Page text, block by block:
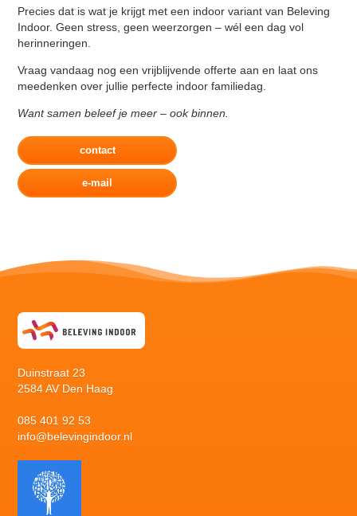
Precies dat is wat je krijgt met een indoor variant van Beleving
Indoor. Geen stress, geen weerzorgen – wél een dag vol
herinneringen.
Vraag vandaag nog een vrijblijvende offerte aan en laat ons
meedenken over jullie perfecte indoor familiedag.
Want samen beleef je meer – ook binnen.
contact
e-mail
Duinstraat 23
2584 AV Den Haag
085 401 92 53
info@belevingindoor.nl